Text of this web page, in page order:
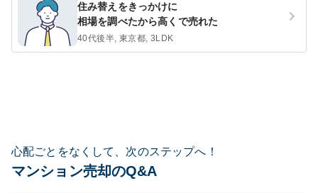
住み替えをきっかけに
相場を調べたから高くで売れた
40代後半, 東京都, 3LDK
心配ごとをなくして、次のステップへ！
マンション売却のQ&A